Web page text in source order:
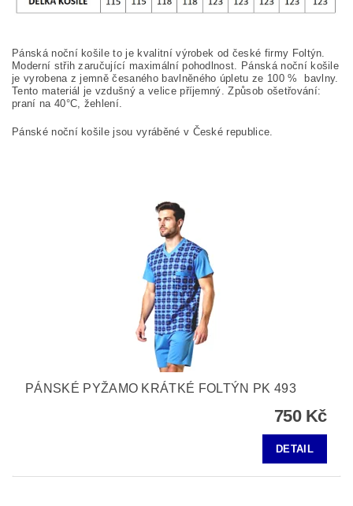
Pánská noční košile to je kvalitní výrobek od české firmy Foltýn.
Moderní střih zaručující maximální pohodlnost.
Pánská noční košile
je vyrobena z jemně česaného bavlněného úpletu ze 100 %
bavlny.
Tento materiál je vzdušný a velice příjemný.Způsob ošetřování:
praní na 40°C, žehlení.
Pánské noční košile jsou vyráběné v České republice.
PÁNSKÉ PYŽAMO KRÁTKÉ FOLTÝN PK 493
750 Kč
DETAIL